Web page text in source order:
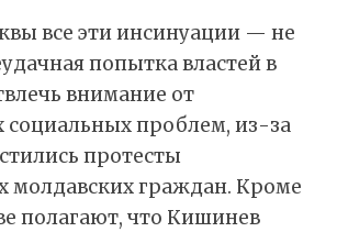
все эти инсинуации — не
попытка властей в
внимание от
социальных проблем, из-за
протесты
молдавских граждан. Кроме
полагают, что Кишинев